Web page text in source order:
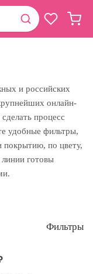
и российских
онлайн-
процесс
удобные фильтры,
покрытию, по цвету,
готовы
Фильтры